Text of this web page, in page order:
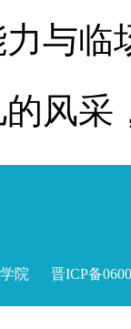
与临
风采
院 晋ICP备